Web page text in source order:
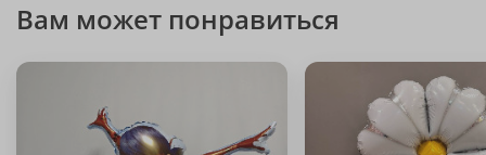
Вам может понравиться